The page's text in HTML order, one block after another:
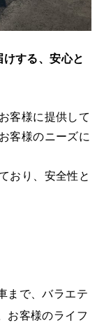
する、安心と
客様に提供して
客様のニーズに
おり、安全性と
まで、バラエテ
お客様のライフ